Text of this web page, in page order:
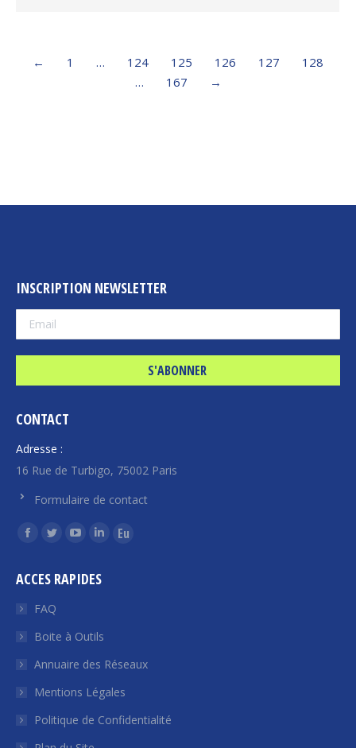
← 1 … 124 125 126 127
128
…
167 →
INSCRIPTION NEWSLETTER
CONTACT
Adresse :
16 Rue de Turbigo, 75002 Paris
Formulaire de contact
Trouvez nous sur :
La
Facebook
s'ouvre
une
nouvelle
fenêtre
La
Twitter
s'ouvre
une
nouvelle
fenêtre
La
YouTube
une
nouvelle
fenêtre
La
LinkedIn
une
nouvelle
fenêtre
La
nouvelle
fenêtre
ACCES RAPIDES
FAQ
Boite à Outils
Annuaire des Réseaux
Mentions Légales
Politique de Confidentialité